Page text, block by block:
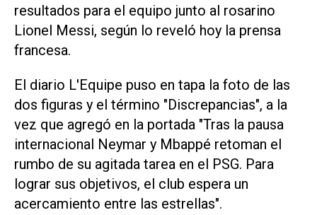
resultados para el equipo junto al rosarino
Lionel Messi, según lo reveló hoy la prensa
francesa.
El diario L'Equipe puso en tapa la foto de las
dos figuras y el término "Discrepancias", a la
vez que agregó en la portada "Tras la pausa
internacional Neymar y Mbappé retoman el
rumbo de su agitada tarea en el PSG. Para
lograr sus objetivos, el club espera un
acercamiento entre las estrellas".